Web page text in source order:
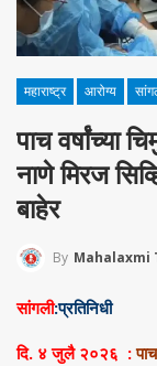
महाराष्ट्र आरोग्य
पाच वर्षांच्या
नाणे मिरज
बाहेर
By Mahalaxmi
सांगली:प्रतिनिधी
दि. ४ जुलै २०२६ :